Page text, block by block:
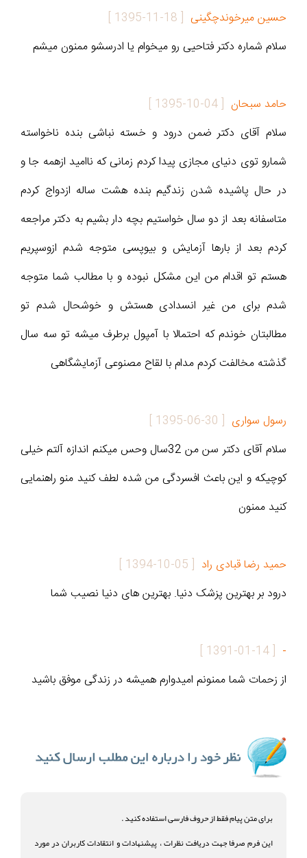
حسين ميرخوندچگينى [
1395-11-18
]
سلام شماره دكتر فتاحيى رو ميخوام يا ادرسشو ممنون ميشم
حامد سبحان [
1395-10-04
]
سلام آقای دکتر ضمن درود و خسته نباشی بنده ناخواسته
شمارو توی دنیای مجازی پیدا کردم زمانی که ناامید ازهمه جا و
در حال پاشیده شدن زندگیم بنده هشت ساله ازدواج کردم
متاسفانه بعد از دو سال خواستیم بچه دار بشیم به دکتر مراجعه
کردم بعد از بارها آزمایش و بیوپسی متوجه شدم ازوسپریم
هستم تو اقدام من این مشکل نبوده و با مطالب شما متوجه
شدم برای من غیر انسدادی هستش و خوشحال شدم تو
مطالبتان خوندم که احتمالا با آمپول برطرف میشه تو سه سال
گذشته مخالفت کردم مدام با لقاح مصنوعی آزمایشگاهی
رسول سواری [
1395-06-30
]
سلام آقای دکتر سن من 32سال وحس میکنم اندازه آلتم خیلی
کوچیکه و این باعث افسردگی من شده لطف کنید منو راهنمایی
کنید ممنون
حمید رضا قبادی راد [
1394-10-05
]
درود بر بهترین پزشک دنیا. بهترین های دنیا نصیب شما
-
[
1391-01-14
]
از زحمات شما ممنونم امیدوارم همیشه در زندگی موفق باشید
برای متن پیام فقط از حروف فارسی استفاده کنید .
این فرم صرفا جهت دریافت نظرات ، پیشنهادات و انتقادات کاربران در مورد